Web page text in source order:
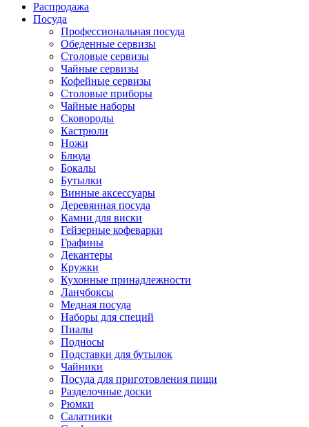
Распродажа
Посуда
Профессиональная посуда
Обеденные сервизы
Столовые сервизы
Чайные сервизы
Кофейные сервизы
Столовые приборы
Чайные наборы
Сковороды
Кастрюли
Ножи
Блюда
Бокалы
Бутылки
Винные аксессуары
Деревянная посуда
Камни для виски
Гейзерные кофеварки
Графины
Декантеры
Кружки
Кухонные принадлежности
Ланчбоксы
Медная посуда
Наборы для специй
Пиалы
Подносы
Подставки для бутылок
Чайники
Посуда для приготовления пищи
Разделочные доски
Рюмки
Салатники